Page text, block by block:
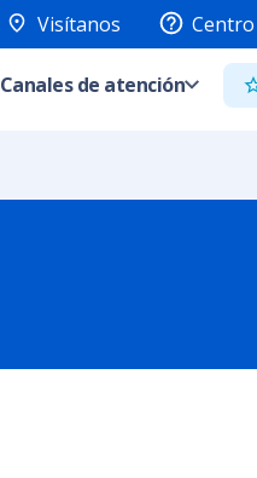
Visítanos
Canales de atención